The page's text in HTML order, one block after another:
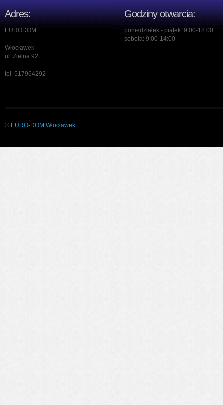
Adres:
EURODOM
Włocławek
ul. Zielna 92
tel. 517964292
Godziny otwarcia:
poniedziałek - piątek: 9:00-18:00
sobota: 9:00-14:00
© EURO-DOM Włocławek